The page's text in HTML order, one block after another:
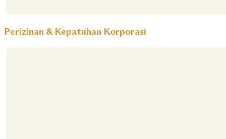
Perizinan & Kepatuhan Korporasi